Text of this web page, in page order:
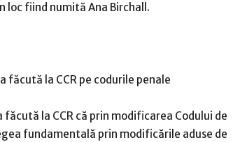
loc fiind numită Ana Birchall.
făcută la CCR pe codurile penale
la CCR că prin modificarea Codului de
fundamentală prin modificările aduse de